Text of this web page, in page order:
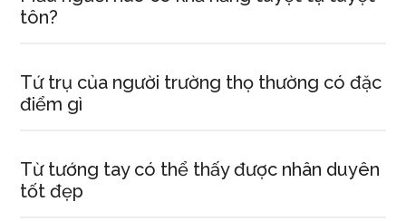
tôn?
Tứ trụ của người trường thọ thường có đặc
điểm gì
Từ tướng tay có thể thấy được nhân duyên
tốt đẹp